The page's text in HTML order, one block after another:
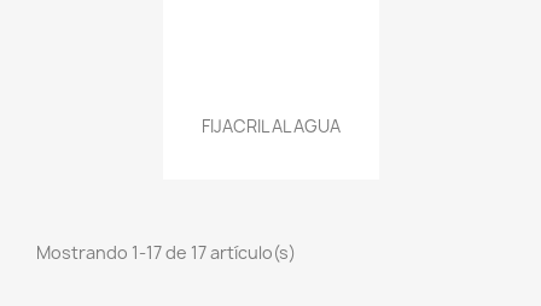
FIJACRIL AL AGUA
Mostrando 1-17 de 17 artículo(s)